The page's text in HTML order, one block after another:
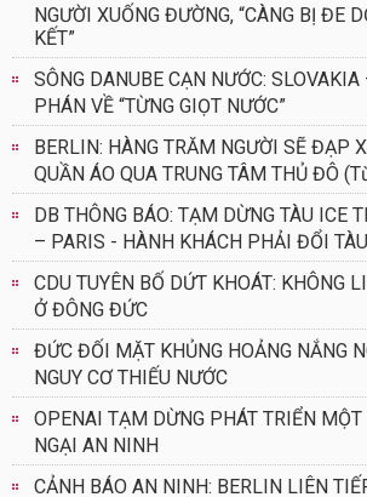
NGƯỜI XUỐNG ĐƯỜNG, “CÀNG BỊ ĐE
KẾT”
SÔNG DANUBE CẠN NƯỚC:
PHÁN VỀ “TỪNG GIỌT NƯỚC”
BERLIN: HÀNG TRĂM NGƯỜI SẼ ĐẠP
QUẦN ÁO QUA TRUNG TÂM THỦ ĐÔ
DB THÔNG BÁO: TẠM DỪNG TÀU ICE
– PARIS - HÀNH KHÁCH PHẢI ĐỔI TÀU
CDU TUYÊN BỐ DỨT KHOÁT: KHÔNG
Ở ĐÔNG ĐỨC
ĐỨC ĐỐI MẶT KHỦNG HOẢNG NẮNG
NGUY CƠ THIẾU NƯỚC
OPENAI TẠM DỪNG PHÁT TRIỂN
NGẠI AN NINH
CẢNH BÁO AN NINH: BERLIN LIÊN